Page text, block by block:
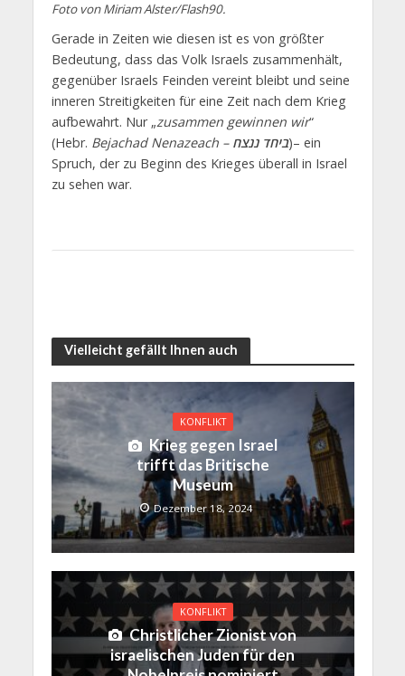
Foto von Miriam Alster/Flash90.
Gerade in Zeiten wie diesen ist es von größter
Bedeutung, dass das Volk Israels zusammenhält,
gegenüber Israels Feinden vereint bleibt und seine
inneren Streitigkeiten für eine Zeit nach dem Krieg
aufbewahrt. Nur „zusammen gewinnen wir“
(Hebr. Bejachad Nenazeach – ביחד ננצח)– ein
Spruch, der zu Beginn des Krieges überall in Israel
zu sehen war.
Vielleicht gefällt Ihnen auch
KONFLIKT
Krieg gegen Israel
trifft das Britische
Museum
Dezember 18, 2024
KONFLIKT
Christlicher Zionist von
israelischen Juden für den